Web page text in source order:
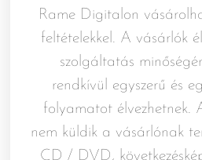
Rame Digitalon
feltételekkel. A vásárlók
szolgáltatás
rendkívül egyszerű és
folyamatot élvezhetnek.
nem küldik a vásárlónak
CD / DVD,